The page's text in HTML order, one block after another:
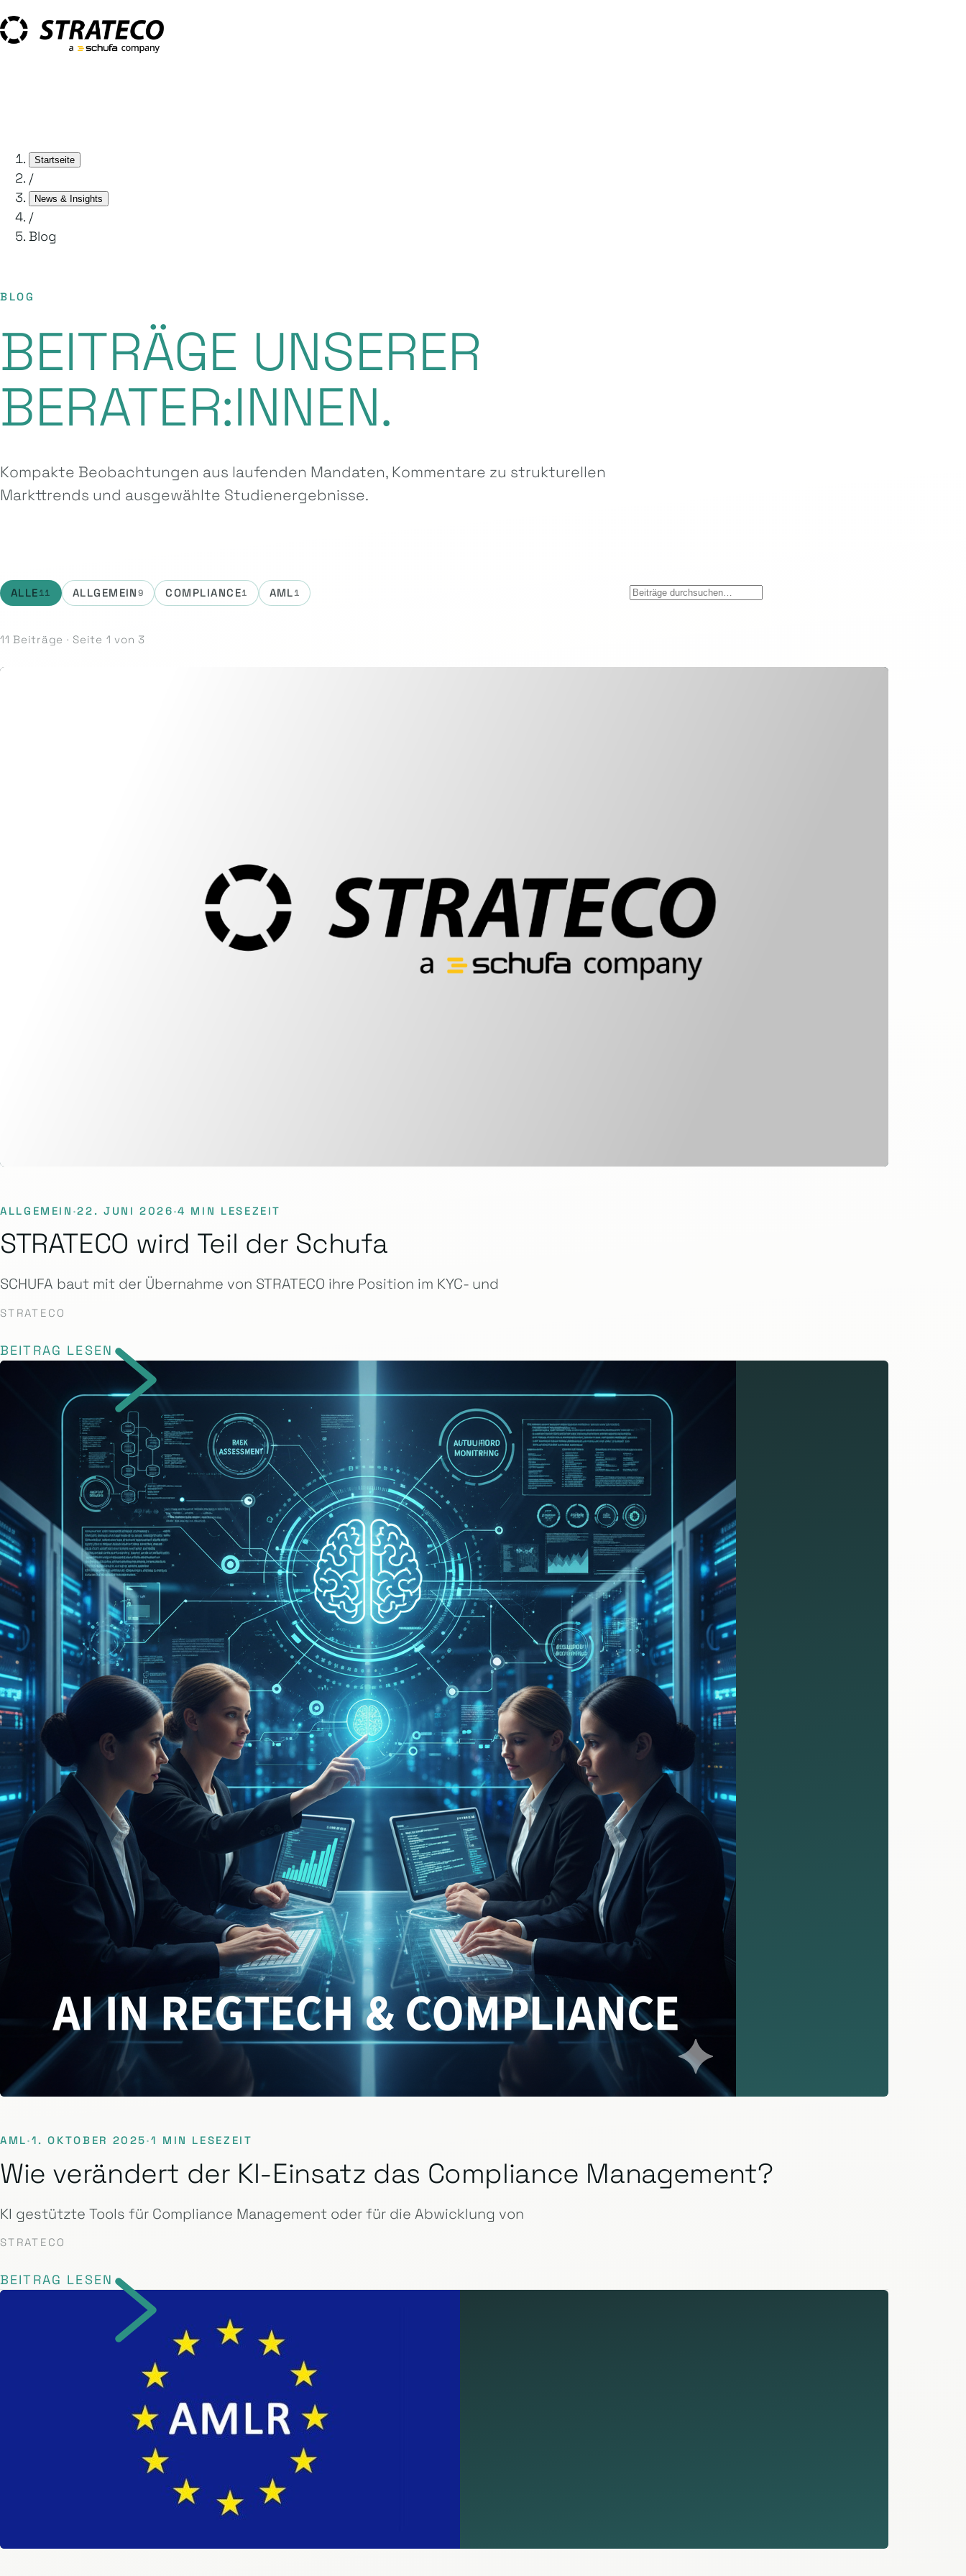
Startseite
/
News & Insights
/
Blog
BLOG
BEITRÄGE UNSERER
BERATER:INNEN.
Kompakte Beobachtungen aus laufenden Mandaten, Kommentare zu strukturellen
Markttrends und ausgewählte Studien­ergebnisse.
ALLE11 ALLGEMEIN9 COMPLIANCE1 AML1
11 Beiträge · Seite 1 von 3
ALLGEMEIN ·22. JUNI 2026·4 MIN LESEZEIT
STRATECO wird Teil der Schufa
SCHUFA baut mit der Übernahme von STRATECO ihre Position im KYC- und
STRATECO
BEITRAG LESEN
AML·1. OKTOBER 2025·1 MIN LESEZEIT
Wie verändert der KI-Einsatz das Compliance Management?
KI gestützte Tools für Compliance Management oder für die Abwicklung von
STRATECO
BEITRAG LESEN